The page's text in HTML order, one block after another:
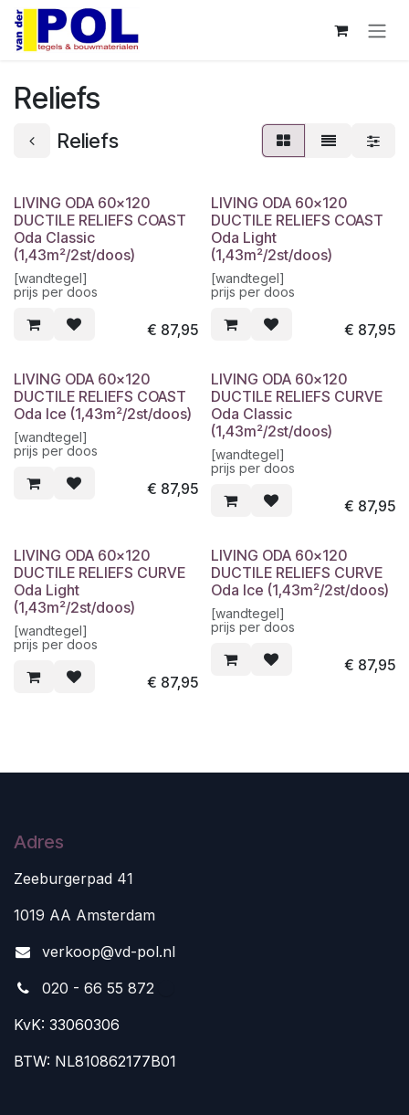
Overslaan naar inhoud
Reliefs
Reliefs
LIVING ODA 60x120
DUCTILE RELIEFS COAST
Oda Classic
(1,43m²/2st/doos)
[wandtegel]
prijs per doos
€ 87,95
LIVING ODA 60x120
DUCTILE RELIEFS COAST
Oda Light
(1,43m²/2st/doos)
[wandtegel]
prijs per doos
€ 87,95
LIVING ODA 60x120
DUCTILE RELIEFS COAST
Oda Ice (1,43m²/2st/doos)
[wandtegel]
prijs per doos
€ 87,95
LIVING ODA 60x120
DUCTILE RELIEFS CURVE
Oda Classic
(1,43m²/2st/doos)
[wandtegel]
prijs per doos
€ 87,95
LIVING ODA 60x120
DUCTILE RELIEFS CURVE
Oda Light
(1,43m²/2st/doos)
[wandtegel]
prijs per doos
€ 87,95
LIVING ODA 60x120
DUCTILE RELIEFS CURVE
Oda Ice (1,43m²/2st/doos)
[wandtegel]
prijs per doos
€ 87,95
Adres
Zeeburgerpad 41
1019 AA Amsterdam
verkoop@vd-pol.nl
020 - 66 55 872
KvK: 33060306
BTW: NL810862177B01